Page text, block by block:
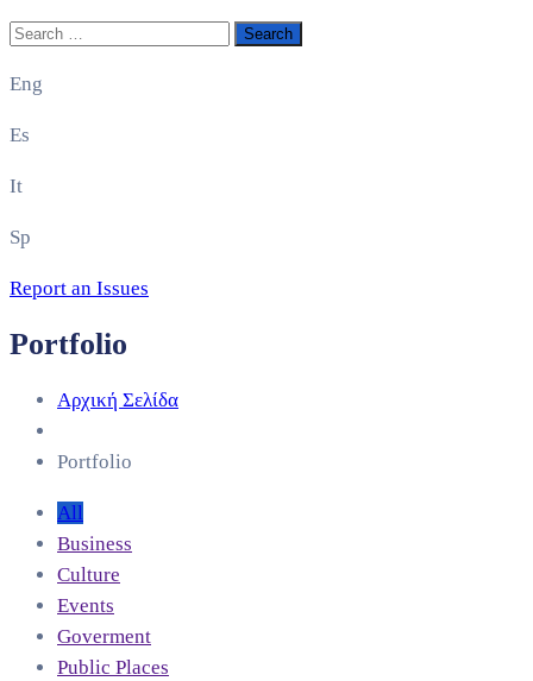
Eng
Es
It
Sp
Report an Issues
Portfolio
Αρχική Σελίδα
Portfolio
All
Business
Culture
Events
Goverment
Public Places